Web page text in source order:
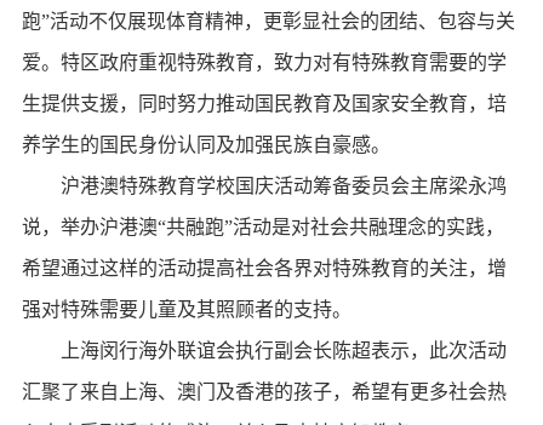
跑”活动不仅展现体育精神，更彰显社会的团结、包容与关
爱。特区政府重视特殊教育，致力对有特殊教育需要的学
生提供支援，同时努力推动国民教育及国家安全教育，培
养学生的国民身份认同及加强民族自豪感。
沪港澳特殊教育学校国庆活动筹备委员会主席梁永鸿
说，举办沪港澳“共融跑”活动是对社会共融理念的实践，
希望通过这样的活动提高社会各界对特殊教育的关注，增
强对特殊需要儿童及其照顾者的支持。
上海闵行海外联谊会执行副会长陈超表示，此次活动
汇聚了来自上海、澳门及香港的孩子，希望有更多社会热